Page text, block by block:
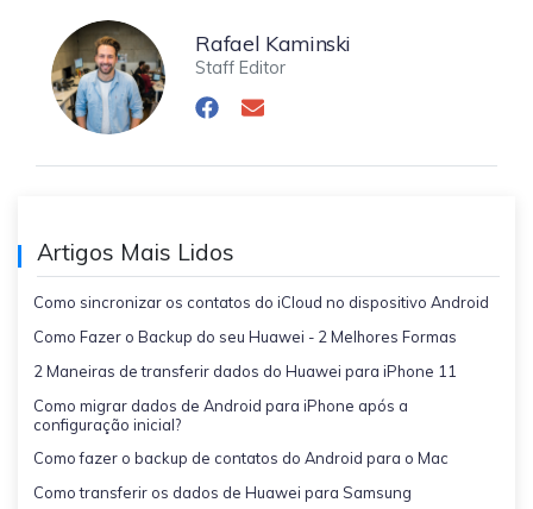
Rafael Kaminski
Staff Editor
Artigos Mais Lidos
Como sincronizar os contatos do iCloud no dispositivo Android
Como Fazer o Backup do seu Huawei - 2 Melhores Formas
2 Maneiras de transferir dados do Huawei para iPhone 11
Como migrar dados de Android para iPhone após a
configuração inicial?
Como fazer o backup de contatos do Android para o Mac
Como transferir os dados de Huawei para Samsung